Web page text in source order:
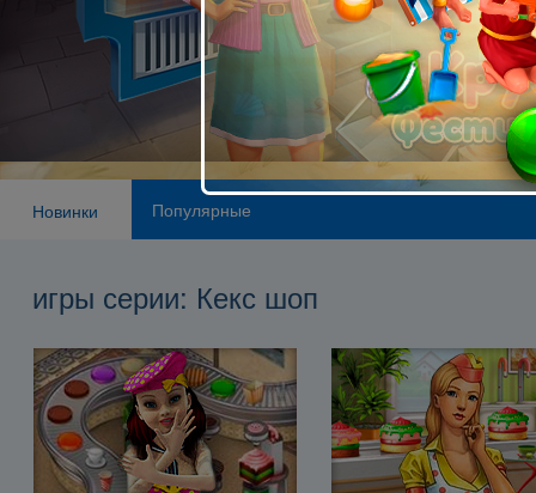
Новинки Популярные
игры серии: Кекс шоп